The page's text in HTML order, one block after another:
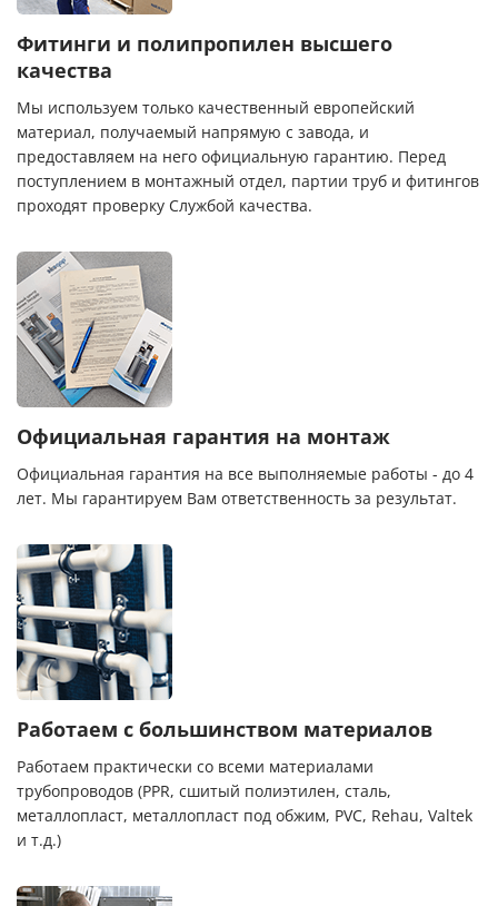
Фитинги и полипропилен высшего
качества
Мы используем только качественный европейский
материал, получаемый напрямую с завода, и
предоставляем на него официальную гарантию. Перед
поступлением в монтажный отдел, партии труб и фитингов
проходят проверку Службой качества.
Официальная гарантия на монтаж
Официальная гарантия на все выполняемые работы - до 4
лет. Мы гарантируем Вам ответственность за результат.
Работаем с большинством материалов
Работаем практически со всеми материалами
трубопроводов (PPR, сшитый полиэтилен, сталь,
металлопласт, металлопласт под обжим, PVC, Rehau, Valtek
и т.д.)